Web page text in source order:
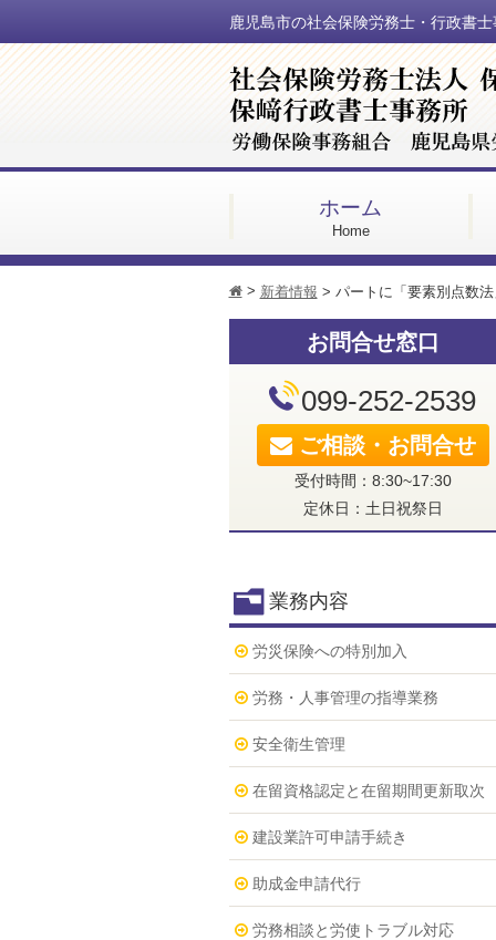
鹿児島市の社会保険労務士・行政書
ホーム
Home
h> 新着情報 > パートに「要素別点数
お問合せ窓口
099-252-2539
ご相談・お問合せ
受付時間：8:30~17:30
定休日：土日祝祭日
業務内容
労災保険への特別加入
労務・人事管理の指導業務
安全衛生管理
在留資格認定と在留期間更新取次
建設業許可申請手続き
助成金申請代行
労務相談と労使トラブル対応